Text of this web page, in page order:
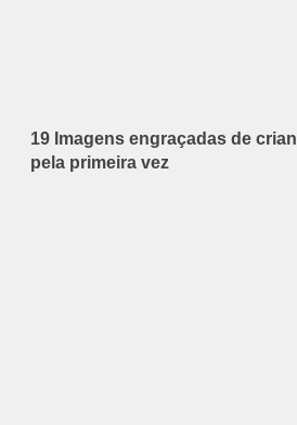
19 Imagens engraçadas de
pela primeira vez